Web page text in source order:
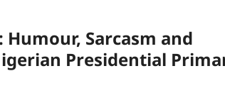
Sarcasm and
Presidential